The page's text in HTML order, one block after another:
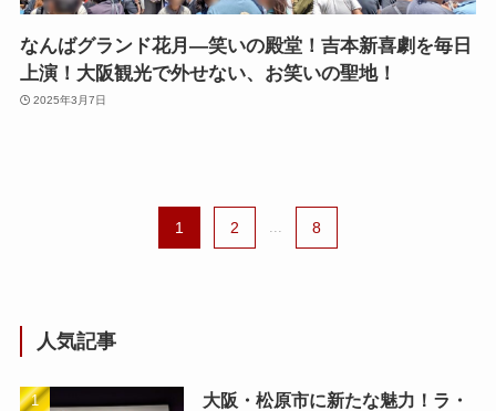
なんばグランド花月—笑いの殿堂！吉本新喜劇を毎日
上演！大阪観光で外せない、お笑いの聖地！
2025年3月7日
1 2 8
人気記事
大阪・松原市に新たな魅力！ラ・